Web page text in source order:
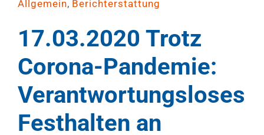
Allgemein, Berichterstattung
17.03.2020 Trotz
Corona-Pandemie:
Verantwortungsloses
Festhalten an